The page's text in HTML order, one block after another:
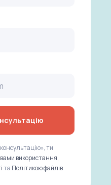
ти
використання,
та Політикою файлів